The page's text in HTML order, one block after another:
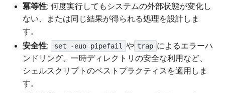
冪等性: 何度実行してもシステムの外部状態が変化し
ない、または同じ結果が得られる処理を設計しま
す。
安全性: set -euo pipefail や trap によるエラーハ
ンドリング、一時ディレクトリの安全な利用など、
シェルスクリプトのベストプラクティスを適用しま
す。